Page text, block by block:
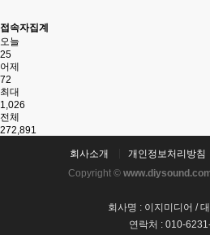
접속자집계
오늘
25
어제
72
최대
1,026
전체
272,891
회사소개 개인정보처리방침
Copyright ©
회사명 : 이지미디어 /
연락처 : 010-